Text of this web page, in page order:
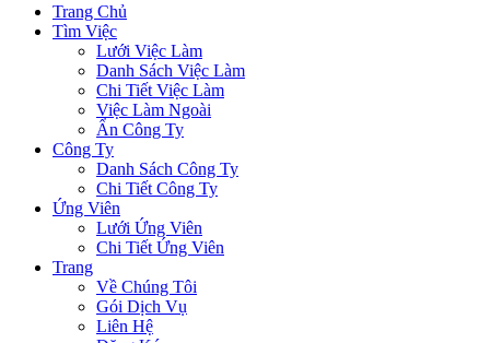
Trang Chủ
Tìm Việc
Lưới Việc Làm
Danh Sách Việc Làm
Chi Tiết Việc Làm
Việc Làm Ngoài
Ẩn Công Ty
Công Ty
Danh Sách Công Ty
Chi Tiết Công Ty
Ứng Viên
Lưới Ứng Viên
Chi Tiết Ứng Viên
Trang
Về Chúng Tôi
Gói Dịch Vụ
Liên Hệ